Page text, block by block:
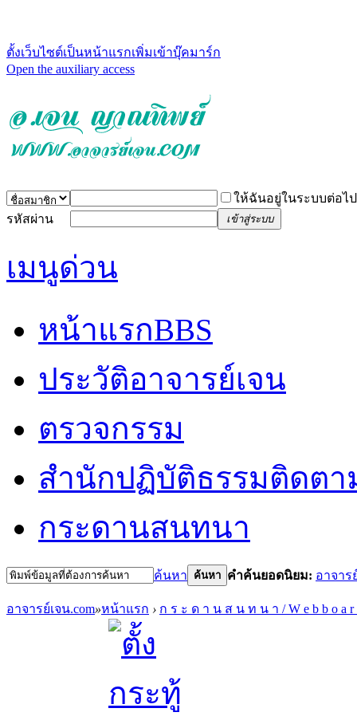
ตั้งเว็บไซต์เป็นหน้าแรกเพิ่มเข้าบุ๊คมาร์ก
Open the auxiliary access
ให้ฉันอยู่ในระบบต่อไป
รหัสผ่าน
เข้าสู่ระบบ
เมนูด่วน
หน้าแรกBBS
ประวัติอาจารย์เจน
ตรวจกรรม
สำนักปฏิบัติธรรมติดต
กระดานสนทนา
ค้นหา ค้นหา คำค้นยอดนิยม: อาจาร
อาจารย์เจน.com»หน้าแรก › ก ร ะ ด า น ส น ท น า / W e b b o a r